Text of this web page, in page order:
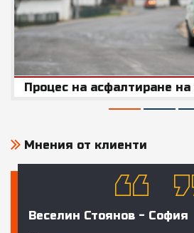
Процес на асфалтиране
Мнения от клиенти
Веселин Стоянов - София